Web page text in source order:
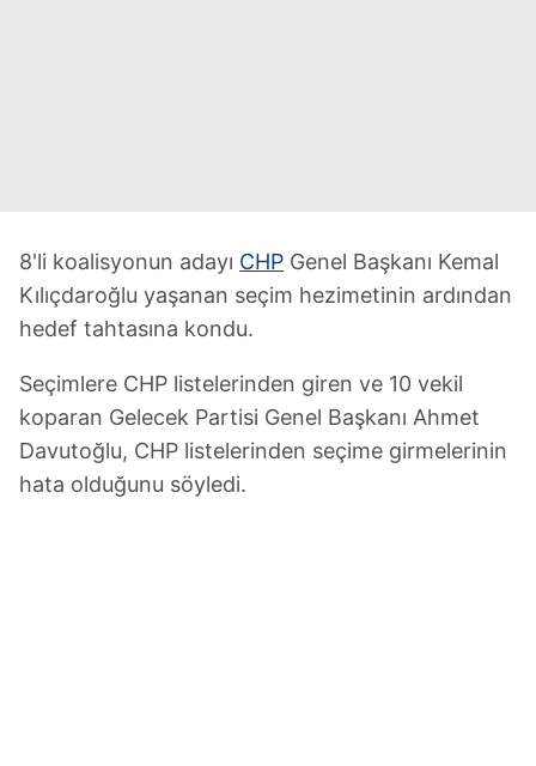
8'li koalisyonun adayı CHP Genel Başkanı Kemal
Kılıçdaroğlu yaşanan seçim hezimetinin ardından
hedef tahtasına kondu.
Seçimlere CHP listelerinden giren ve 10 vekil
koparan Gelecek Partisi Genel Başkanı Ahmet
Davutoğlu, CHP listelerinden seçime girmelerinin
hata olduğunu söyledi.